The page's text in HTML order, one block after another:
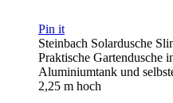
Pin it
Steinbach Solardusche
Praktische Gartendusche
Aluminiumtank und
2,25 m hoch